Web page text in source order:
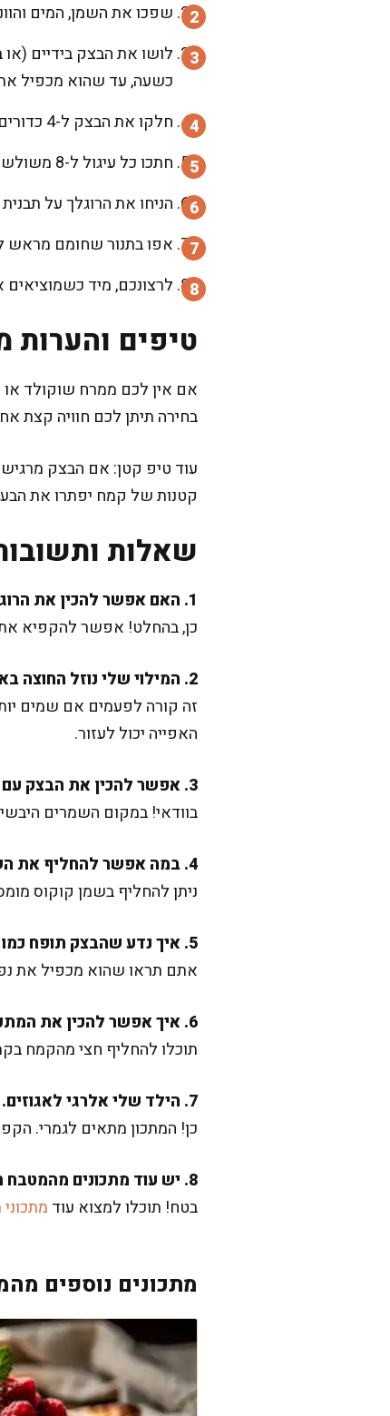
שפכו את השמן, המים
כשעה, עד שהוא מכפיל
חלקו את הבצק ל-4 כדורים שווים. רדדו כל כדור לעיגול דק, ומרחו עליו שכבה אחידה של ממרח שוקולד.
חתכו כל עיגול ל-8 משולשים. התחילו לגלגל כל משולש מהחלק הרחב אל הקצה הצר, כך שתיווצר צורת שבלול קטנה ויפה.
הניחו את הרוגלך על תבנית
אפו בתנור שחומם מראש ל-180 מעלות צלזיוס במשך 12-15 דקות, עד שהם
לרצונכם, מיד
טיפים
אם אין לכם ממרח שוקולד או
בחירה תיתן לכם חוויה קצת
עוד טיפ קטן: אם הבצק
קטנות של קמח יפתרו את
שאלות
1. האם אפשר להכין את הרוגלך מראש ולהקפיא?
כן, בהחלט! אפשר להקפיא את
2. המילוי שלי נוזל החוצה באפייה. למה זה קורה?
זה קורה לפעמים אם שמים
האפייה יכול לעזור.
3. אפשר להכין את הבצק עם שמרים טריים?
בוודאי! במקום השמרים היבשים תשתמשו ב-30 גרם שמרים טריים, ותערבבו
4. במה אפשר להחליף את השמן הצמחי?
ניתן להחליף בשמן קוקוס
5. איך נדע שהבצק תופח כמו שצריך?
אתם תראו שהוא מכפיל את
6. איך אפשר להכין את המתכון בצורה יותר בריאותית?
תוכלו להחליף חצי מהקמח
7. הילד שלי אלרגי לאגוזים. זה מתאים?
כן! המתכון מתאים לגמרי.
8. יש עוד מתכונים מהמטבח הישראלי המסורתי באתר?
בטח! תוכלו למצוא עוד
מתכונים נוספים